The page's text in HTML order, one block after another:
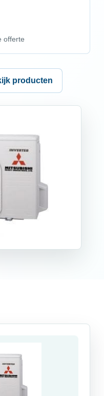
offerte
producten